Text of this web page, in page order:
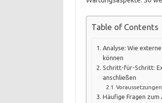
Table of Contents
Analyse: Wie
können
Schritt-für-Schritt:
anschließen
Voraussetzungen
Häufige Fragen